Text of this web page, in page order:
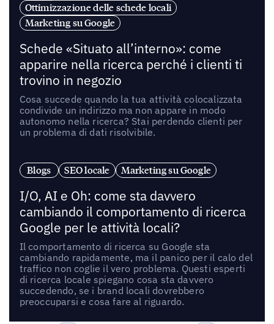
Ottimizzazione delle schede locali
Marketing su Google
Schede «Situato all’interno»: come
apparire nella ricerca perché i clienti ti
trovino in negozio
Cosa succede quando la tua attività colocalizzata
condivide un indirizzo ma non appare in modo
autonomo nella ricerca? Stai perdendo clienti per
un problema di dati risolvibile.
Blogs SEO locale Marketing su Google
I/O, AI e Oh: come sta davvero
cambiando il comportamento di ricerca
Google per le attività locali?
Il comportamento di ricerca su Google sta
cambiando rapidamente, ma il panico per il calo del
traffico non coglie il vero problema. Questi esperti
di ricerca locale spiegano cosa sta davvero
succedendo, se i brand locali dovrebbero
preoccuparsi e cosa fare al riguardo.